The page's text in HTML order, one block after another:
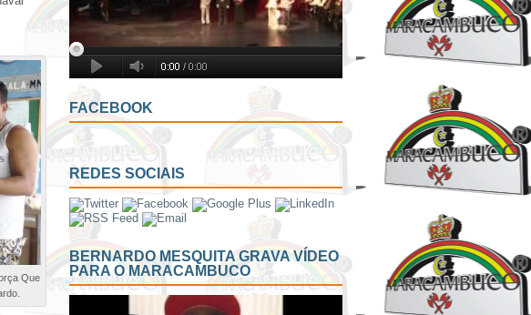
Que
FACEBOOK
REDES SOCIAIS
BERNARDO MESQUITA GRAVA VÍDEO
PARA O MARACAMBUCO